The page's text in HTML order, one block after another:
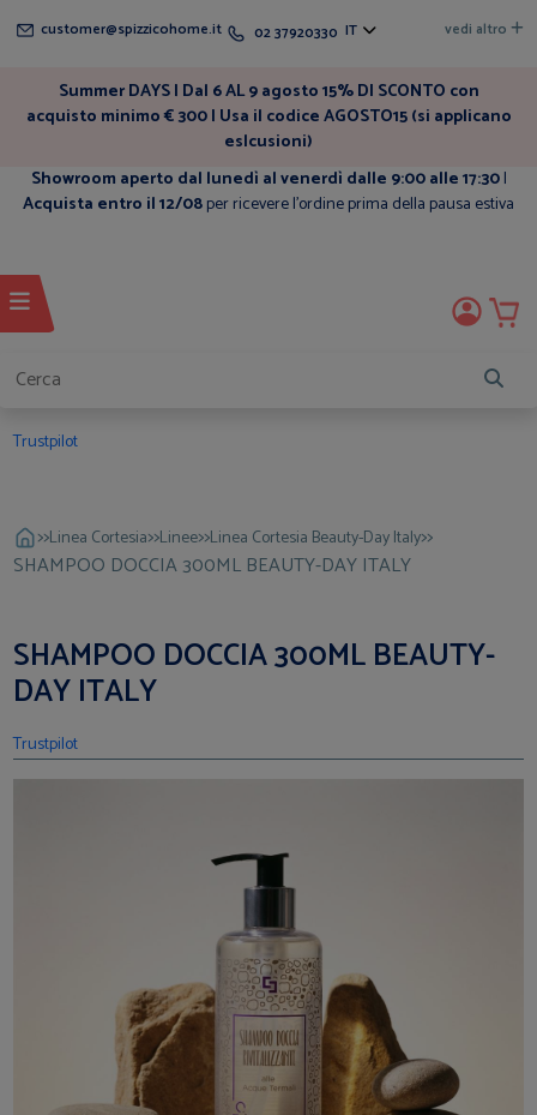
customer@spizzicohome.it 02 37920330 IT vedi altro
Summer DAYS | Dal 6 AL 9 agosto 15% DI SCONTO con
acquisto minimo € 300 | Usa il codice AGOSTO15 (si applicano
eslcusioni)
Showroom aperto dal lunedì al venerdì dalle 9:00 alle 17:30|
Acquista entro il 12/08per ricevere l'ordine prima della pausa estiva
Trustpilot
>>Linea Cortesia>>Linee>>Linea Cortesia Beauty-Day Italy>>
SHAMPOO DOCCIA 300ML BEAUTY-DAY ITALY
SHAMPOO DOCCIA 300ML BEAUTY-
DAY ITALY
Trustpilot